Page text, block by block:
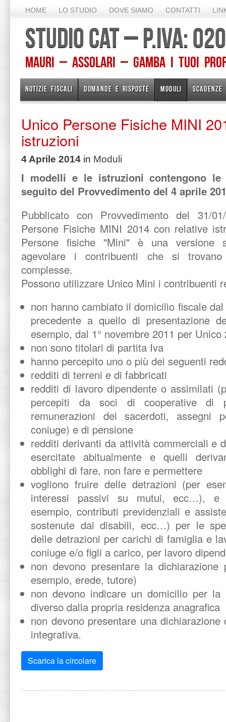
HOME LO STUDIO DOVE SIAMO CONTATTI
STUDIO CAT – P.IVA:
Mauri – Assolari – Gamba I TUOI
NOTIZIE FISCALI DOMANDE E RISPOSTE MODULI SCADENZE
Unico Persone Fisiche MINI
istruzioni
4 Aprile 2014 in Moduli
I modelli e le istruzioni contengono le
seguito del Provvedimento del 4 aprile
Pubblicato con Provvedimento del 31/
Persone Fisiche MINI 2014 con relative
Persone fisiche "Mini" è una versione
agevolare i contribuenti che si
complesse.
Possono utilizzare Unico Mini i contribuenti
non hanno cambiato il domicilio fiscale dal
precedente a quello di presentazione
esempio, dal 1° novembre 2011 per Unico
non sono titolari di partita Iva
hanno percepito uno o più dei seguenti
redditi di terreni e di fabbricati
redditi di lavoro dipendente o assimilati
percepiti da soci di cooperative di
remunerazioni dei sacerdoti, assegni
coniuge) e di pensione
redditi derivanti da attività commerciali e
esercitate abitualmente e quelli
obblighi di fare, non fare e permettere
vogliono fruire delle detrazioni (per
interessi passivi su mutui, ecc…), e
esempio, contributi previdenziali e
sostenute dai disabili, ecc…) per le
delle detrazioni per carichi di famiglia e
coniuge e/o figli a carico, per lavoro
non devono presentare la
esempio, erede, tutore)
non devono indicare un domicilio per la
diverso dalla propria residenza anagrafica
non devono presentare una
integrativa.
Scarica la circolare